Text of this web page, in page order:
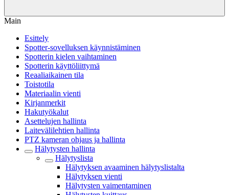
Main
Esittely
Spotter-sovelluksen käynnistäminen
Spotterin kielen vaihtaminen
Spotterin käyttöliittymä
Reaaliaikainen tila
Toistotila
Materiaalin vienti
Kirjanmerkit
Hakutyökalut
Asettelujen hallinta
Laitevälilehtien hallinta
PTZ kameran ohjaus ja hallinta
Hälytysten hallinta
Hälytyslista
Hälytyksen avaaminen hälytyslistalta
Hälytyksen vienti
Hälytysten vaimentaminen